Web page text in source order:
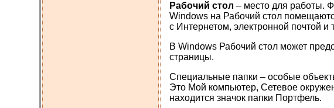
Рабочий стол – место для работы.
Windows на Рабочий стол
с Интернетом, электронной почтой
В Windows Рабочий стол может
страницы.
Специальные папки – особые
Это Мой компьютер, Сетевое
находится значок папки Портфель.